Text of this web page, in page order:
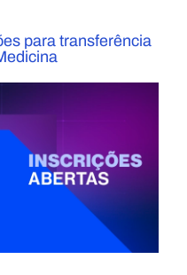
para transferência